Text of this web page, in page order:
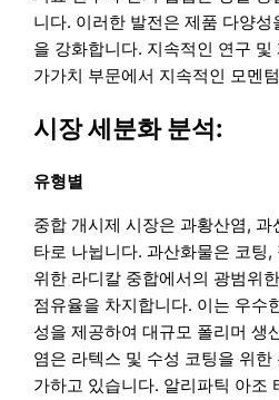
니다. 이러한 발전은 제품 다양
을 강화합니다. 지속적인 연구
가가치 부문에서 지속적인 모멘
시장 세분화 분석:
유형별
중합 개시제 시장은 과황산염,
타로 나뉩니다. 과산화물은 코팅
위한 라디칼 중합에서의 광범위
점유율을 차지합니다. 이는 우수
성을 제공하여 대규모 폴리머 생
염은 라텍스 및 수성 코팅을 위
가하고 있습니다. 알리파틱 아조